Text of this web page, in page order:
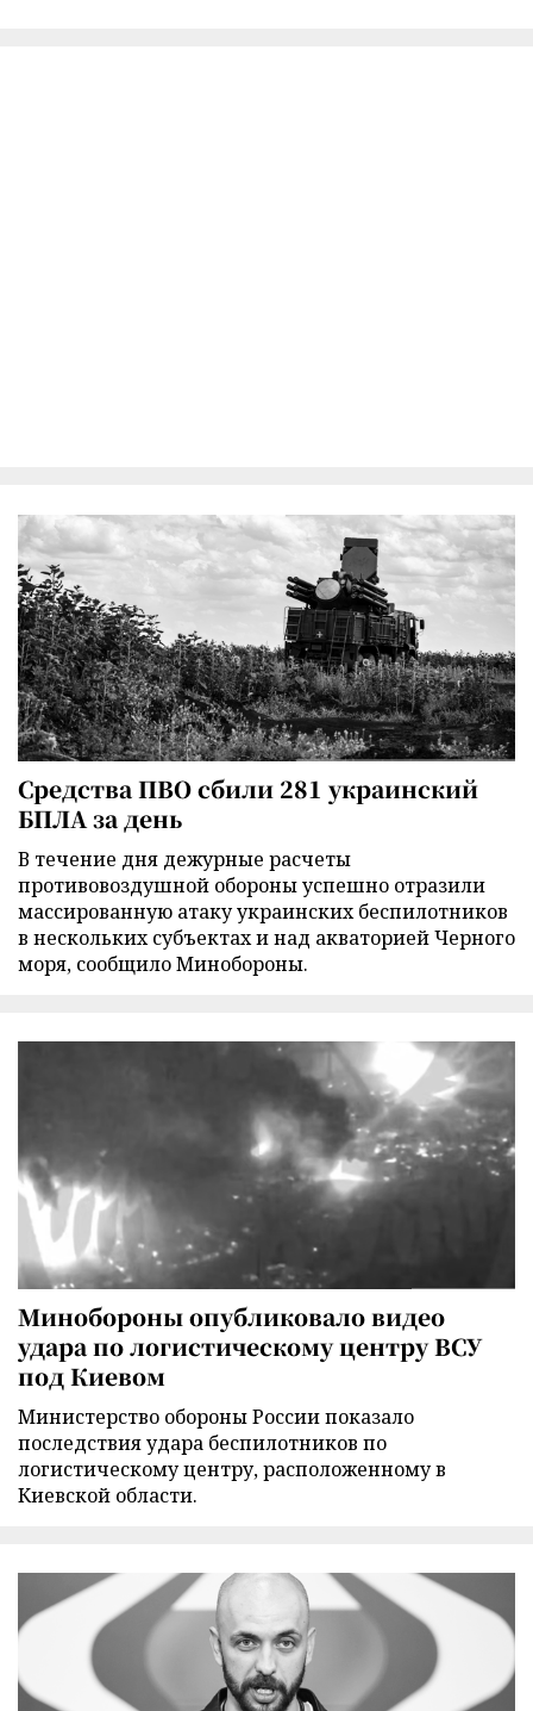
Средства ПВО сбили 281 украинский
БПЛА за день
В течение дня дежурные расчеты
противовоздушной обороны успешно отразили
массированную атаку украинских беспилотников
в нескольких субъектах и над акваторией Черного
моря, сообщило Минобороны.
Минобороны опубликовало видео
удара по логистическому центру ВСУ
под Киевом
Министерство обороны России показало
последствия удара беспилотников по
логистическому центру, расположенному в
Киевской области.